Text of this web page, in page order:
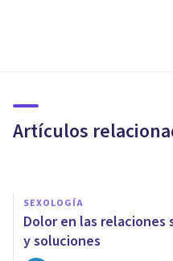
Artículos
cuentan
SEXOLOGÍA
Dolor en las relaciones
y soluciones